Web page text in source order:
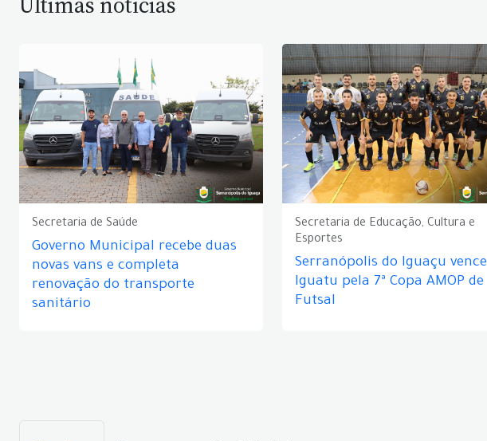
Secretaria de Saúde
Governo Municipal recebe duas
novas vans e completa
renovação do transporte
sanitário
Secretaria de Educação, Cultura e
Esportes
Serranópolis do Iguaçu vence
Iguatu pela 7ª Copa AMOP de
Futsal